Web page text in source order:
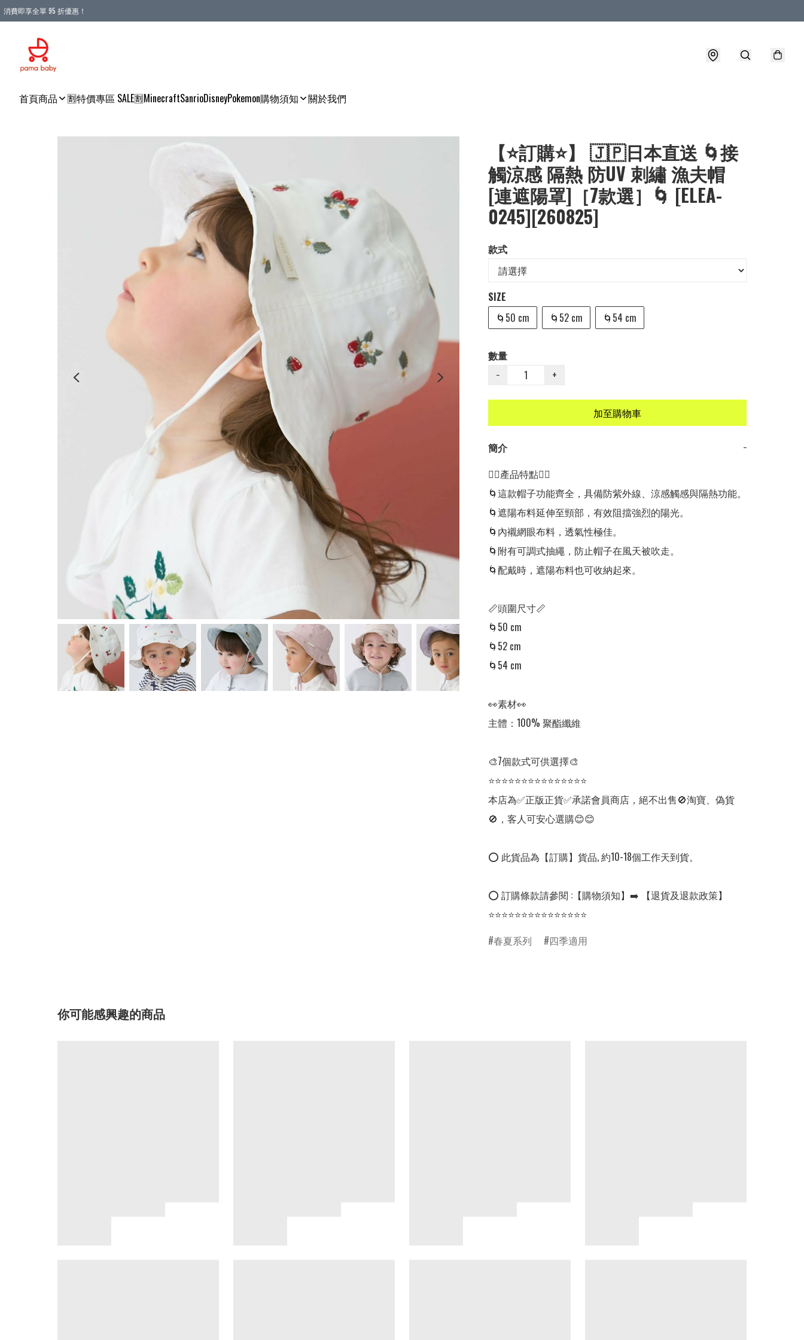
消費即享全單 95 折優惠！
首頁商品 🈹特價專區 SALE🈹MinecraftSanrioDisneyPokemon購物須知 關於我們
【⭐訂購⭐】 🇯🇵日本直送 🌀接
觸涼感 隔熱 防UV 刺繡 漁夫帽
[連遮陽罩]［7款選］🌀 [ELEA-
0245][260825]
款式
SIZE
🌀50 cm
🌀52 cm 🌀54 cm
數量
−
+
加至購物車
簡介
−
👍🏻產品特點👍🏻
🌀這款帽子功能齊全，具備防紫外線、涼感觸感與隔熱功能。
🌀遮陽布料延伸至頸部，有效阻擋強烈的陽光。
🌀內襯網眼布料，透氣性極佳。
🌀附有可調式抽繩，防止帽子在風天被吹走。
🌀配戴時，遮陽布料也可收納起來。
📏頭圍尺寸📏
🌀50 cm
🌀52 cm
🌀54 cm
👀素材👀
主體：100% 聚酯纖維
🎨7個款式可供選擇🎨
⭐⭐⭐⭐⭐⭐⭐⭐⭐⭐⭐⭐⭐⭐⭐
本店為✅正版正貨✅承諾會員商店，絕不出售🚫淘寶、偽貨
🚫，客人可安心選購😊😊
⭕ 此貨品為【訂購】貨品, 約10-18個工作天到貨。
⭕ 訂購條款請參閱 :【購物須知】➡️ 【退貨及退款政策】
⭐⭐⭐⭐⭐⭐⭐⭐⭐⭐⭐⭐⭐⭐⭐
春夏系列
四季適用
你可能感興趣的商品